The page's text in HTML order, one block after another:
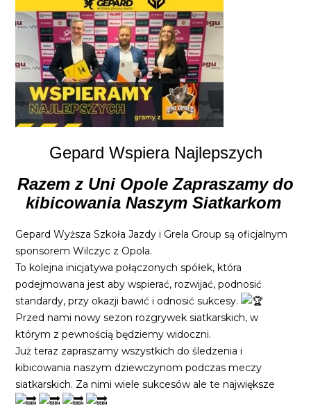
Gepard Wspiera Najlepszych
Razem z Uni Opole Zapraszamy do
kibicowania Naszym Siatkarkom
Gepard Wyższa Szkoła Jazdy i Grela Group są oficjalnym
sponsorem Wilczyc z Opola.
To kolejna inicjatywa połączonych spółek, która
podejmowana jest aby wspierać, rozwijać, podnosić
standardy, przy okazji bawić i odnosić sukcesy.
Przed nami nowy sezon rozgrywek siatkarskich, w
którym z pewnością będziemy widoczni.
Już teraz zapraszamy wszystkich do śledzenia i
kibicowania naszym dziewczynom podczas meczy
siatkarskich. Za nimi wiele sukcesów ale te największe